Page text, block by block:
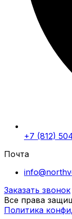
+7 (812)
Почта
Заказать звонок
Все права
Политика